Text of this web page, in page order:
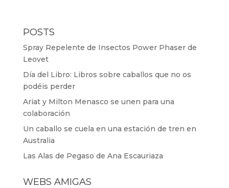
POSTS
Spray Repelente de Insectos Power Phaser de
Leovet
Día del Libro: Libros sobre caballos que no os
podéis perder
Ariat y Milton Menasco se unen para una
colaboración
Un caballo se cuela en una estación de tren en
Australia
Las Alas de Pegaso de Ana Escauriaza
WEBS AMIGAS